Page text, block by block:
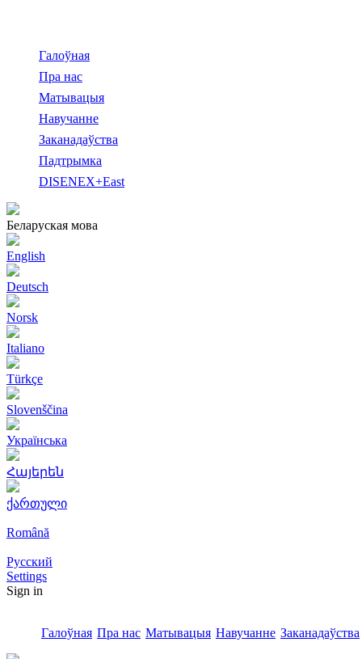
Галоўная
Пра нас
Матывацыя
Навучанне
Заканадаўства
Падтрымка
DISENEX+East
Беларуская мова
English
Deutsch
Norsk
Italiano
Türkçe
Slovenščina
Українська
Հայերեն
ქართული
Română
Русский
Settings
Sign in
Галоўная Пра нас Матывацыя Навучанне Заканадаўства